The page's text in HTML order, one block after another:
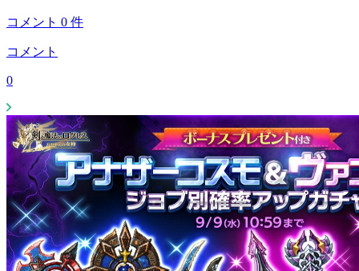
コメント 0 件
コメント
0